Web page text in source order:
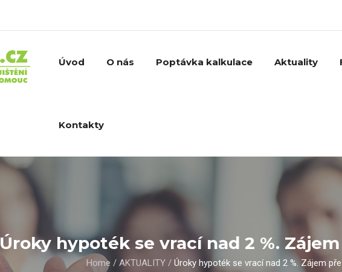
Úvod O nás Poptávka kalkulace Aktuality
Kontakty
Úroky hypoték se vrací nad 2 %.
Home / AKTUALITY / Úroky hypoték se vrací nad 2 %. Zájem